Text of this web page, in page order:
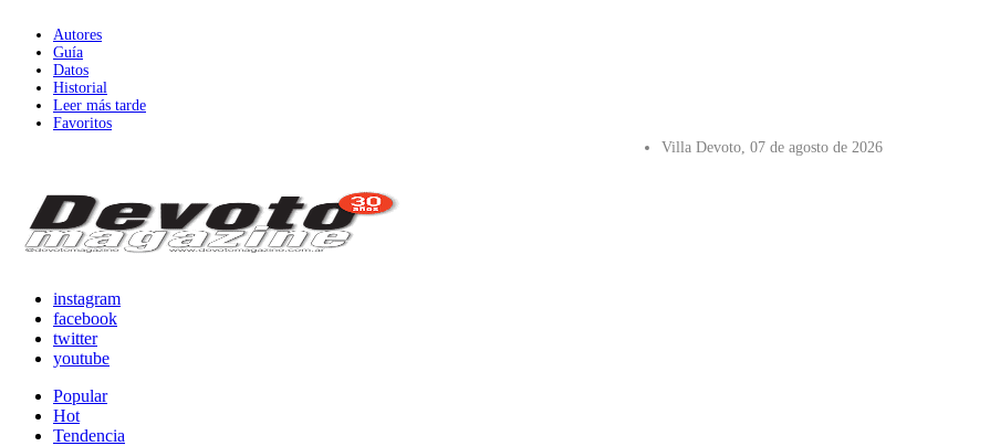
Autores
Guía
Datos
Historial
Leer más tarde
Favoritos
Villa Devoto, 07 de agosto de 2026
instagram
facebook
twitter
youtube
Popular
Hot
Tendencia